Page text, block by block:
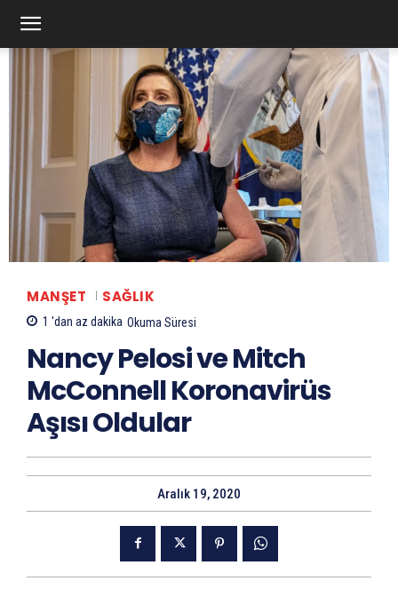
MANŞET SAĞLIK
1 'dan az dakika Okuma Süresi
Nancy Pelosi ve Mitch
McConnell Koronavirüs
Aşısı Oldular
Aralık 19, 2020